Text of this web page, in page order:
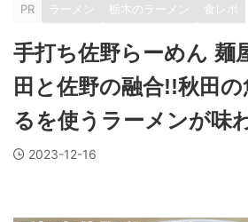
PR ラーメン 栃木のラーメン 食レポ
手打ち佐野らーめん 麺
田と佐野の融合!!秋田
るを使うラーメンが味
2023-12-16